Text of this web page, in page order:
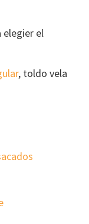
elegier el
, toldo vela